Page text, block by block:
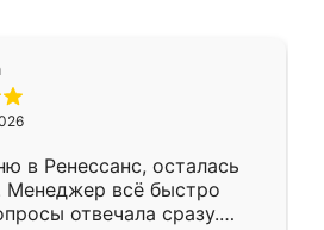
в Ренессанс, осталась
Менеджер всё быстро
отвечала сразу.